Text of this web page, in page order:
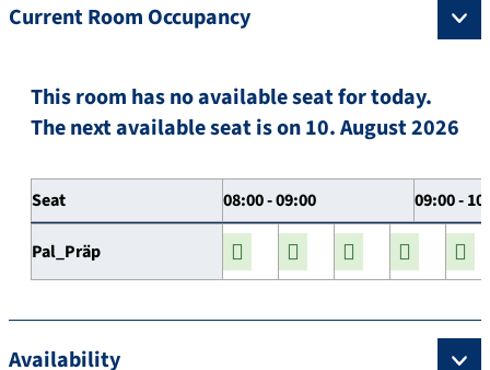
Current Room Occupancy
This room has no available seat for today.
The next available seat is on 10. August 2026
Seat 08:00 - 09:00 09:00 -
Pal_Präp
Availability